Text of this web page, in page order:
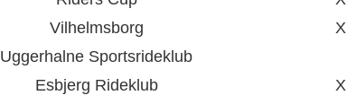
Vilhelmsborg X
Uggerhalne Sportsrideklub
Esbjerg Rideklub
X